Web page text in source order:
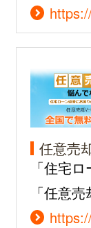
任意売
「住宅
「任意